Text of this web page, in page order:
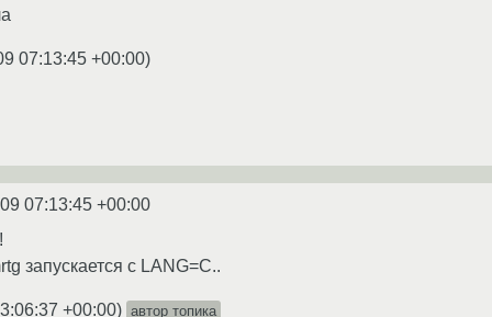
07:13:45 +00:00)
07:13:45 +00:00
запускается с LANG=C..
+00:00) автор топика